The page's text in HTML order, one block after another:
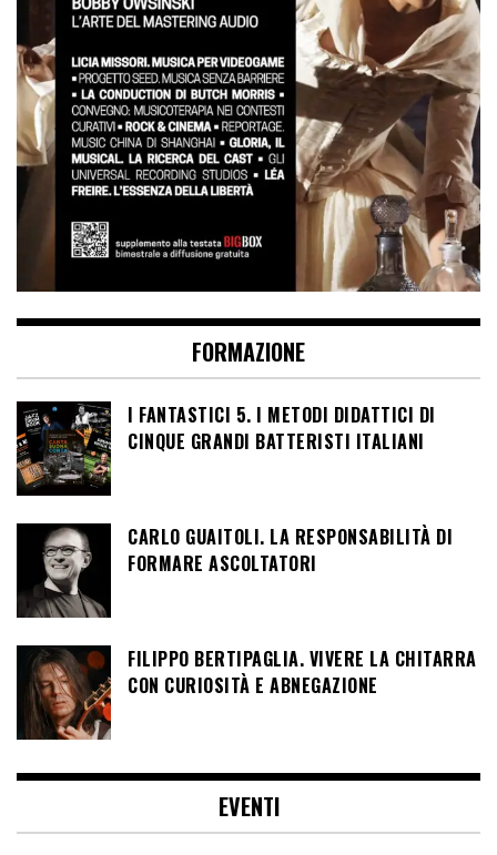
FORMAZIONE
I FANTASTICI 5. I METODI DIDATTICI DI
CINQUE GRANDI BATTERISTI ITALIANI
CARLO GUAITOLI. LA RESPONSABILITÀ DI
FORMARE ASCOLTATORI
FILIPPO BERTIPAGLIA. VIVERE LA CHITARRA
CON CURIOSITÀ E ABNEGAZIONE
EVENTI